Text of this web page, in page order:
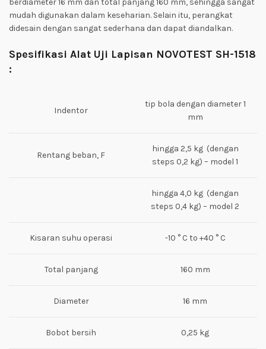
berdiameter 16 mm dan total panjang 160 mm, sehingga sangat
mudah digunakan dalam keseharian. Selain itu, perangkat
didesain dengan sangat sederhana dan dapat diandalkan.
Spesifikasi Alat Uji Lapisan NOVOTEST SH-1518
:
Indentor
tip bola dengan diameter 1
mm
Rentang beban, F
hingga 2,5 kg (dengan
steps 0,2 kg) – model 1
hingga 4,0 kg (dengan
steps 0,4 kg) – model 2
Kisaran suhu operasi -10 ° C to +40 ° C
Total panjang 160 mm
Diameter 16 mm
Bobot bersih 0,25 kg